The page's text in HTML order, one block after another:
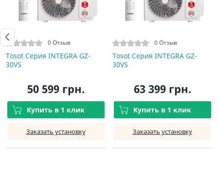
0 Отзыв
Tosot Серия INTEGRA GZ-
30VS
50 599 грн.
Купить в 1 клик
Заказать установку
0 Отзыв
Tosot Серия INTEGRA GZ-
30VS
63 399 грн.
Купить в 1 клик
Заказать установку